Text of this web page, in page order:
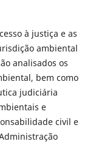
à justiça e as
ambiental
analisados os
bem como
judiciária
e
civil e